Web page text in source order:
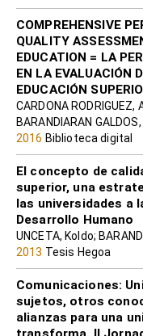
COMPREHENSIVE
QUALITY
EDUCATION = LA
EN LA EVALUACIÓN
EDUCACIÓN
CARDONA
BARANDIARAN
2016 Biblioteca digital
El concepto de
superior, una
las universidades a
Desarrollo Humano
UNCETA, Koldo;
2013 Tesis Hegoa
Comunicaciones:
sujetos, otros
alianzas para una